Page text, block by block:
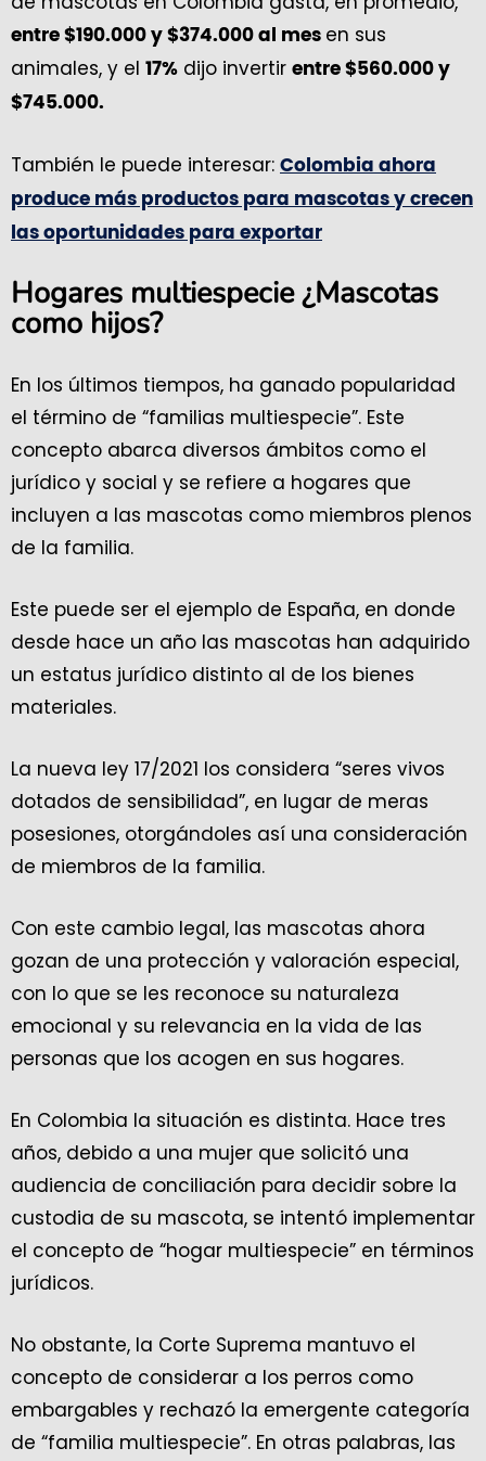
entre $190.000 y $374.000 al mes en sus
animales, y el 17% dijo invertir entre $560.000 y
$745.000.
También le puede interesar: Colombia ahora
produce más productos para mascotas y crecen
las oportunidades para exportar
Hogares multiespecie ¿Mascotas
como hijos?
En los últimos tiempos, ha ganado popularidad
el término de “familias multiespecie”. Este
concepto abarca diversos ámbitos como el
jurídico y social y se refiere a hogares que
incluyen a las mascotas como miembros plenos
de la familia.
Este puede ser el ejemplo de España, en donde
desde hace un año las mascotas han adquirido
un estatus jurídico distinto al de los bienes
materiales.
La nueva ley 17/2021 los considera “seres vivos
dotados de sensibilidad”, en lugar de meras
posesiones, otorgándoles así una consideración
de miembros de la familia.
Con este cambio legal, las mascotas ahora
gozan de una protección y valoración especial,
con lo que se les reconoce su naturaleza
emocional y su relevancia en la vida de las
personas que los acogen en sus hogares.
En Colombia la situación es distinta. Hace tres
años, debido a una mujer que solicitó una
audiencia de conciliación para decidir sobre la
custodia de su mascota, se intentó implementar
el concepto de “hogar multiespecie” en términos
jurídicos.
No obstante, la Corte Suprema mantuvo el
concepto de considerar a los perros como
embargables y rechazó la emergente categoría
de “familia multiespecie”. En otras palabras, las